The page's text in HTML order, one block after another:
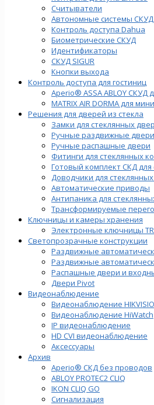
Считыватели
Автономные системы СКУД
Контроль доступа Dahua
Биометрические СКУД
Идентификаторы
СКУД SIGUR
Кнопки выхода
Контроль доступа для гостиниц
Aperio® ASSA ABLOY СКУД
MATRIX AIR DORMA для
Решения для дверей из стекла
Замки для стеклянных
Ручные раздвижные двери
Ручные распашные двери
Фитинги для стеклянных
Готовый комплект СКД для
Доводчики для
Автоматические приводы
Антипаника для
Трансформируемые
Ключницы и камеры хранения
Электронные ключницы
Светопрозрачные конструкции
Раздвижные
Раздвижные
Распашные двери и
Двери Pivot
Видеонаблюдение
Видеонаблюдение
Видеонаблюдение HiWatch
IP видеонаблюдение
HD CVI видеонаблюдение
Аксессуары
Архив
Aperio® СКД без проводов
ABLOY PROTEC2 CLIQ
IKON CLIQ GO
Сигнализация